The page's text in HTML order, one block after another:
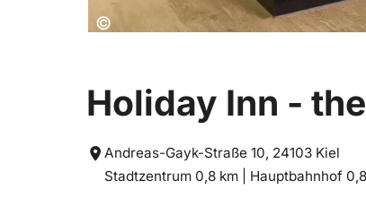
Copyright:
©
Holiday Inn -
Andreas-Gayk-Straße 10, 24103 Kiel
Entfernung
Stadtzentrum 0,8 km | Entfernung
Hauptbahnhof